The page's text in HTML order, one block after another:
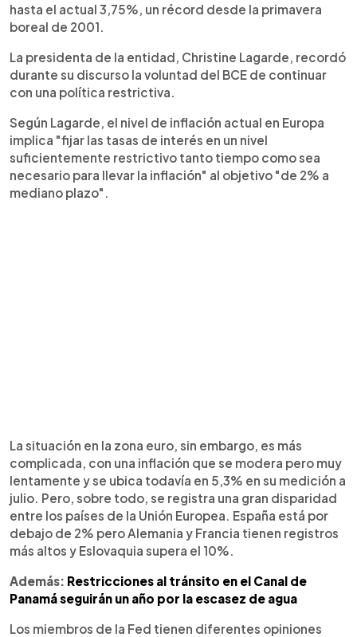
hasta el actual 3,75%, un récord desde la primavera
boreal de 2001.
La presidenta de la entidad, Christine Lagarde, recordó
durante su discurso la voluntad del BCE de continuar
con una política restrictiva.
Según Lagarde, el nivel de inflación actual en Europa
implica "fijar las tasas de interés en un nivel
suficientemente restrictivo tanto tiempo como sea
necesario para llevar la inflación" al objetivo "de 2% a
mediano plazo".
La situación en la zona euro, sin embargo, es más
complicada, con una inflación que se modera pero muy
lentamente y se ubica todavía en 5,3% en su medición a
julio. Pero, sobre todo, se registra una gran disparidad
entre los países de la Unión Europea. España está por
debajo de 2% pero Alemania y Francia tienen registros
más altos y Eslovaquia supera el 10%.
Además: Restricciones al tránsito en el Canal de
Panamá seguirán un año por la escasez de agua
Los miembros de la Fed tienen diferentes opiniones